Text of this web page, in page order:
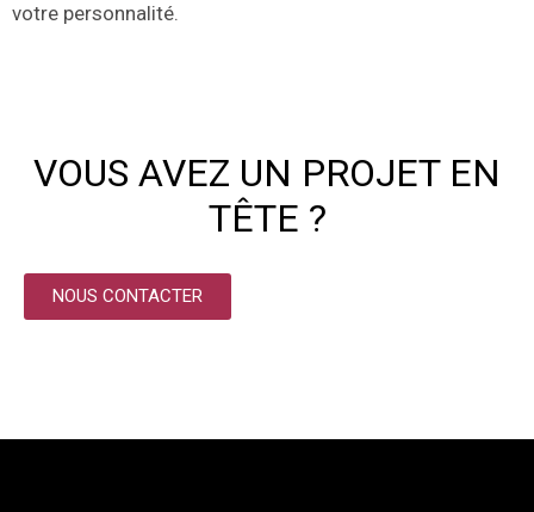
votre personnalité.
VOUS AVEZ UN PROJET EN
TÊTE ?
NOUS CONTACTER